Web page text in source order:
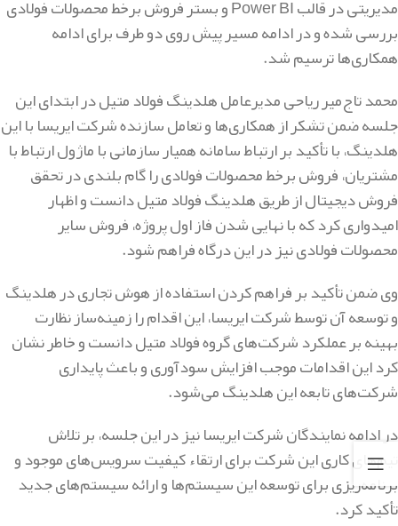
مدیریتی در قالب Power BI و بستر فروش برخط محصولات فولادی
بررسی شده و در ادامه مسیر پیش روی دو طرف برای ادامه
همکاری‌ها ترسیم شد.
محمد تاج‌میر ریاحی مدیرعامل هلدینگ فولاد متیل در ابتدای این
جلسه ضمن تشکر از همکاری‌ها و تعامل سازنده شرکت ایریسا با این
هلدینگ، با تأکید بر ارتباط سامانه همیار سازمانی با ماژول ارتباط با
مشتریان، فروش برخط محصولات فولادی را گام بلندی در تحقق
فروش دیجیتال از طریق هلدینگ فولاد متیل دانست و اظهار
امیدواری کرد که با نهایی شدن فاز اول پروژه، فروش سایر
محصولات فولادی نیز در این درگاه فراهم شود.
وی ضمن تأکید بر فراهم کردن استفاده از هوش تجاری در هلدینگ
و توسعه آن توسط شرکت ایریسا، این اقدام را زمینه‌ساز نظارت
بهینه بر عملکرد شرکت‌های گروه فولاد متیل دانست و خاطر نشان
کرد این اقدامات موجب افزایش سودآوری و باعث پایداری
شرکت‌های تابعه این هلدینگ می‌شود.
در ادامه نمایندگان شرکت ایریسا نیز در این جلسه، بر تلاش
تیم‌های کاری این شرکت برای ارتقاء کیفیت‌ سرویس‌های موجود و
برنامه‌ریزی برای توسعه این سیستم‌ها و ارائه سیستم‌های جدید
تأکید کرد.